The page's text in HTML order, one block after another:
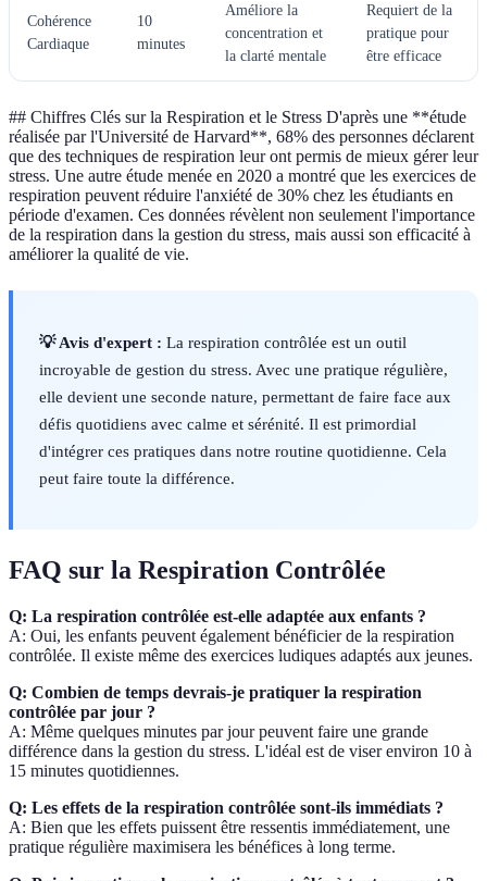
Cohérence
Cardiaque
10
minutes
Améliore la
concentration et
la clarté mentale
Requiert de la
pratique pour
être efficace
## Chiffres Clés sur la Respiration et le Stress D'après une **étude
réalisée par l'Université de Harvard**, 68% des personnes déclarent
que des techniques de respiration leur ont permis de mieux gérer leur
stress. Une autre étude menée en 2020 a montré que les exercices de
respiration peuvent réduire l'anxiété de 30% chez les étudiants en
période d'examen. Ces données révèlent non seulement l'importance
de la respiration dans la gestion du stress, mais aussi son efficacité à
améliorer la qualité de vie.
💡 Avis d'expert : La respiration contrôlée est un outil
incroyable de gestion du stress. Avec une pratique régulière,
elle devient une seconde nature, permettant de faire face aux
défis quotidiens avec calme et sérénité. Il est primordial
d'intégrer ces pratiques dans notre routine quotidienne. Cela
peut faire toute la différence.
FAQ sur la Respiration Contrôlée
Q: La respiration contrôlée est-elle adaptée aux enfants ?
A: Oui, les enfants peuvent également bénéficier de la respiration
contrôlée. Il existe même des exercices ludiques adaptés aux jeunes.
Q: Combien de temps devrais-je pratiquer la respiration
contrôlée par jour ?
A: Même quelques minutes par jour peuvent faire une grande
différence dans la gestion du stress. L'idéal est de viser environ 10 à
15 minutes quotidiennes.
Q: Les effets de la respiration contrôlée sont-ils immédiats ?
A: Bien que les effets puissent être ressentis immédiatement, une
pratique régulière maximisera les bénéfices à long terme.